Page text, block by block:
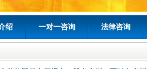
绍 一对一咨询 法律咨询